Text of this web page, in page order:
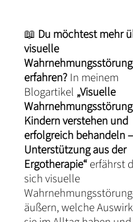
📖 Du möchtest mehr
visuelle
erfahren?In meinem
Blogartikel „Visuelle
Kindern verstehen und
erfolgreich behandeln
Unterstützung aus der
Ergotherapie“erfährst
sich visuelle
äußern, welche